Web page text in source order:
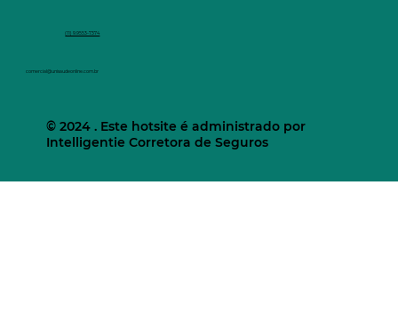
(11) 9.9553-7374
comercial@unisaudeonline.com.br
© 2024 . Este hotsite é administrado por
Intelligentie Corretora de Seguros